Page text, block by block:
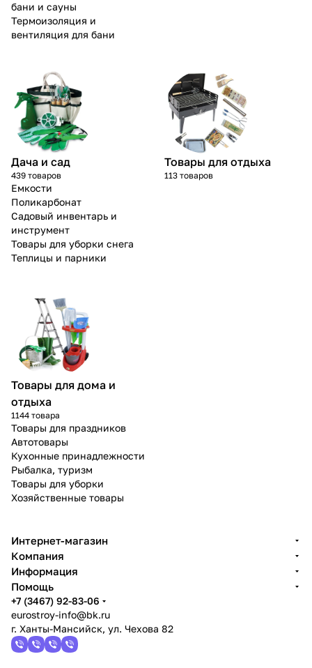
бани и сауны
Термоизоляция и
вентиляция для бани
Дача и сад
439 товаров
Емкости
Поликарбонат
Садовый инвентарь и
инструмент
Товары для уборки снега
Теплицы и парники
Товары для отдыха
113 товаров
Товары для дома и
отдыха
1144 товара
Товары для праздников
Автотовары
Кухонные принадлежности
Рыбалка, туризм
Товары для уборки
Хозяйственные товары
Интернет-магазин
Компания
Информация
Помощь
+7 (3467) 92-83-06
eurostroy-info@bk.ru
г. Ханты-Мансийск, ул. Чехова 82